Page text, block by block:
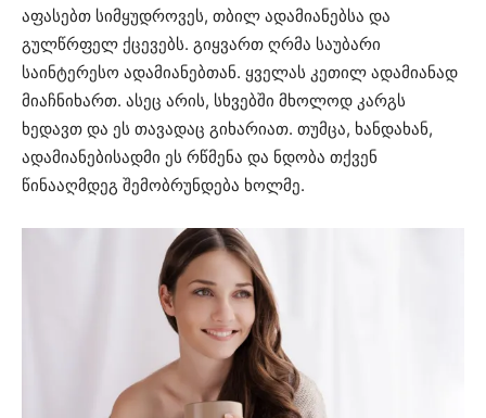
აფასებთ სიმყუდროვეს, თბილ ადამიანებსა და
გულწრფელ ქცევებს. გიყვართ ღრმა საუბარი
საინტერესო ადამიანებთან. ყველას კეთილ ადამიანად
მიაჩნიხართ. ასეც არის, სხვებში მხოლოდ კარგს
ხედავთ და ეს თავადაც გიხარიათ. თუმცა, ხანდახან,
ადამიანებისადმი ეს რწმენა და ნდობა თქვენ
წინააღმდეგ შემობრუნდება ხოლმე.